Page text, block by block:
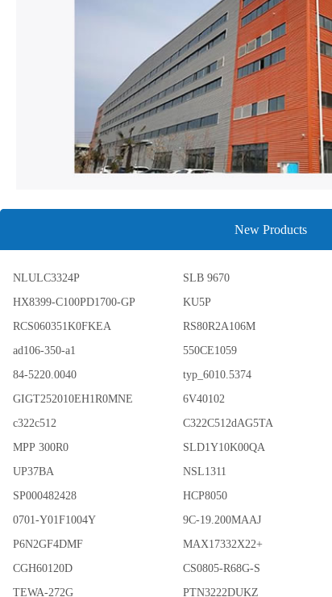
New Products
NLULC3324P SLB 9670
HX8399-C100PD1700-GP
KU5P
RCS060351K0FKEA
RS80R2A106M
ad106-350-a1
550CE1059
84-5220.0040
typ_6010.5374
GIGT252010EH1R0MNE
6V40102
c322c512
C322C512dAG5TA
MPP 300R0
SLD1Y10K00QA
UP37BA
NSL1311
SP000482428
HCP8050
0701-Y01F1004Y
9C-19.200MAAJ
P6N2GF4DMF
MAX17332X22+
CGH60120D
CS0805-R68G-S
TEWA-272G
PTN3222DUKZ